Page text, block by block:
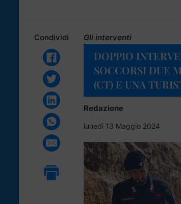
Condividi Gli interventi
DOPPIO
SOCCORSI DUE
(CT) E UNA
Redazione
lunedì 13 Maggio 2024